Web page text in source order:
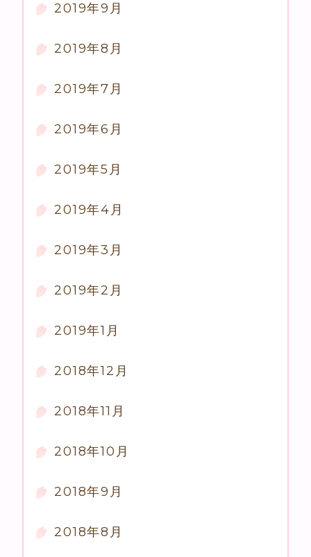
2019年9月
2019年8月
2019年7月
2019年6月
2019年5月
2019年4月
2019年3月
2019年2月
2019年1月
2018年12月
2018年11月
2018年10月
2018年9月
2018年8月